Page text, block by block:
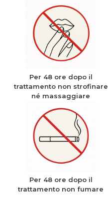
Per 48 ore dopo il
trattamento non strofinare
né massaggiare
Per 48 ore dopo il
trattamento non fumare